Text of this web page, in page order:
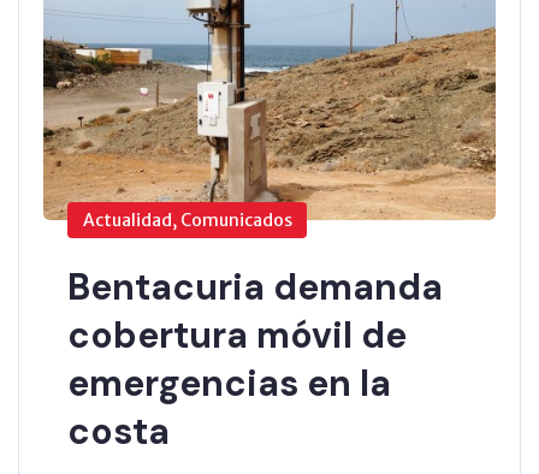
Actualidad, Comunicados
Bentacuria demanda
cobertura móvil de
emergencias en la
costa